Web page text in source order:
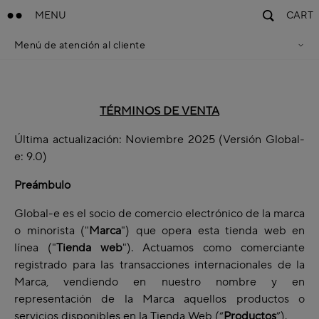
MENU CART
Menú de atención al cliente
TÉRMINOS DE VENTA
Última actualización: Noviembre 2025 (Versión Global-
e: 9.0)
Preámbulo
Global-e es el socio de comercio electrónico de la marca
o minorista ("Marca") que opera esta tienda web en
línea ("Tienda web"). Actuamos como comerciante
registrado para las transacciones internacionales de la
Marca, vendiendo en nuestro nombre y en
representación de la Marca aquellos productos o
servicios disponibles en la Tienda Web (“Productos”).